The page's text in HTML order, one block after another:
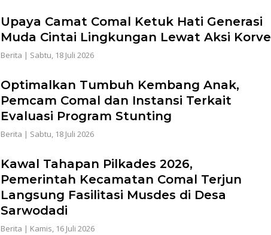
Upaya Camat Comal Ketuk Hati Generasi
Muda Cintai Lingkungan Lewat Aksi Korve
Berita | Sabtu, 18 Juli 2026
Optimalkan Tumbuh Kembang Anak,
Pemcam Comal dan Instansi Terkait
Evaluasi Program Stunting
Berita | Sabtu, 18 Juli 2026
Kawal Tahapan Pilkades 2026,
Pemerintah Kecamatan Comal Terjun
Langsung Fasilitasi Musdes di Desa
Sarwodadi
Berita | Kamis, 16 Juli 2026